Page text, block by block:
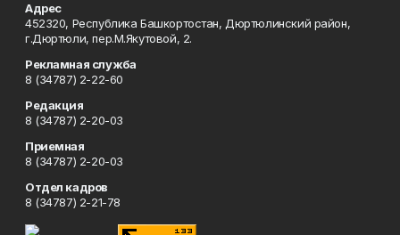
Адрес
452320, Республика Башкортостан, Дюртюлинский район,
г.Дюртюли, пер.М.Якутовой, 2.
Рекламная служба
8 (34787) 2-22-60
Редакция
8 (34787) 2-20-03
Приемная
8 (34787) 2-20-03
Отдел кадров
8 (34787) 2-21-78